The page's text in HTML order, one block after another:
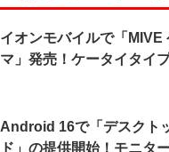
イオンモバイルで「MIVE
マ」発売！ケータイタイ
Android 16で「デスクト
ド」の提供開始！モニタ